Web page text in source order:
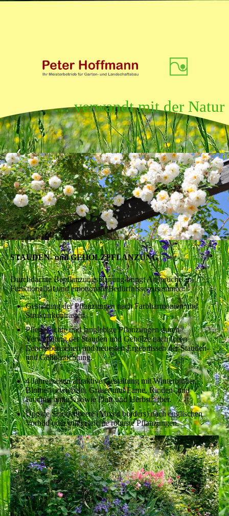
… verwandt mit der Natur
STAUDEN- und GEHÖLZPFLANZUNG
Durchdachte Bepflanzungsplanung bringt Ansprüche an
Funktionalität und emotionale Bedürfnisse zusammen:
Gestaltung der Pflanzungen nach Farbharmonien und
Strukturkontrasten.
Pflegeleichte und langlebige Pflanzungen durch
Verwendung der Stauden und Gehölze nach Ihren
Lebensbereichen und neuesten Ergebnissen der Stauden-
und Gehölzsichtung.
4 Jahreszeiten attraktive Gestaltung mit Winterblüher,
Blumen- zwiebeln, Gräser und Farne, Rinden- und
Fruchtschmuck sowie Duft und Herbstfärber.
Üppige Staudenbeete (Mixed borders) nach englischen
Vorbild oder pflegeleichte robuste Pflanzungen.